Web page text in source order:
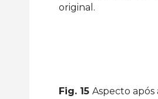
original.
Fig. 15 Aspecto